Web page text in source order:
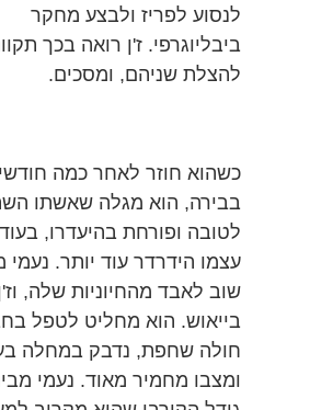
לנסוע לפריז ולבצע מחקר
ביבליוגרפי. ז'ן רואה בכך
להצלת שניהם, ומסכים.
כשהוא חוזר לאחר כמה חודשי
בבירה, הוא מגלה שאשתו
לטובה ופורחת בהיעדרו,
עצמו הידרדר עוד יותר. נעמי
שוב לאבד מהחיוניות שלה,
בייאוש. הוא מחליט לטפל
חולה שחפת, נדבק במחלה
ומצבו מחמיר מאוד. נעמי